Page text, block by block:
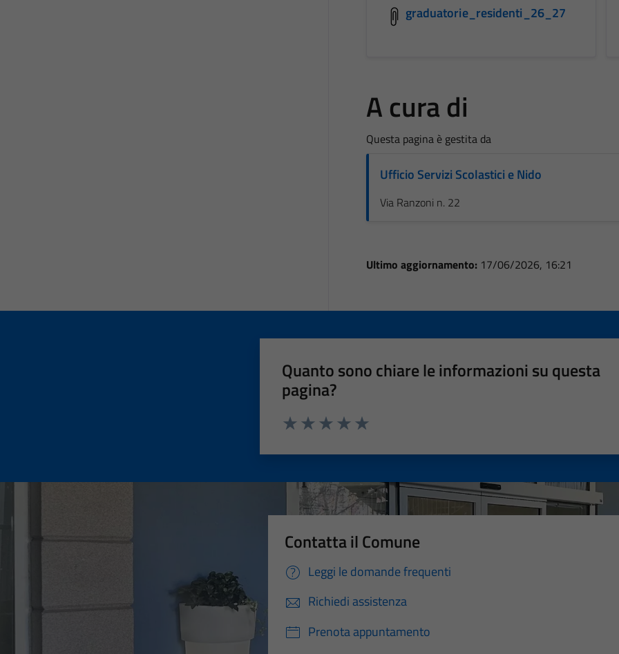
graduatorie_residenti_26_27
A cura di
Questa pagina è gestita da
Ufficio Servizi Scolastici e Nido
Via Ranzoni n. 22
Ultimo aggiornamento: 17/06/2026, 16:21
Quanto sono chiare le informazioni su questa
pagina?
Contatta il Comune
Leggi le domande frequenti
Richiedi assistenza
Prenota appuntamento